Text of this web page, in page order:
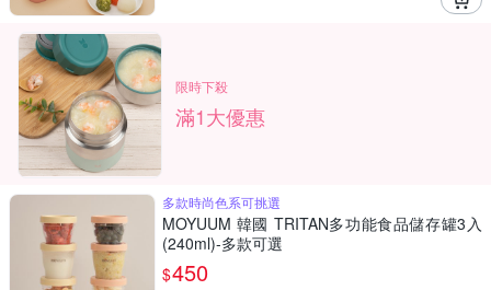
限時下殺
滿1大優惠
多款時尚色系可挑選
MOYUUM 韓國 TRITAN多功能食品儲存罐3入
(240ml)-多款可選
$450